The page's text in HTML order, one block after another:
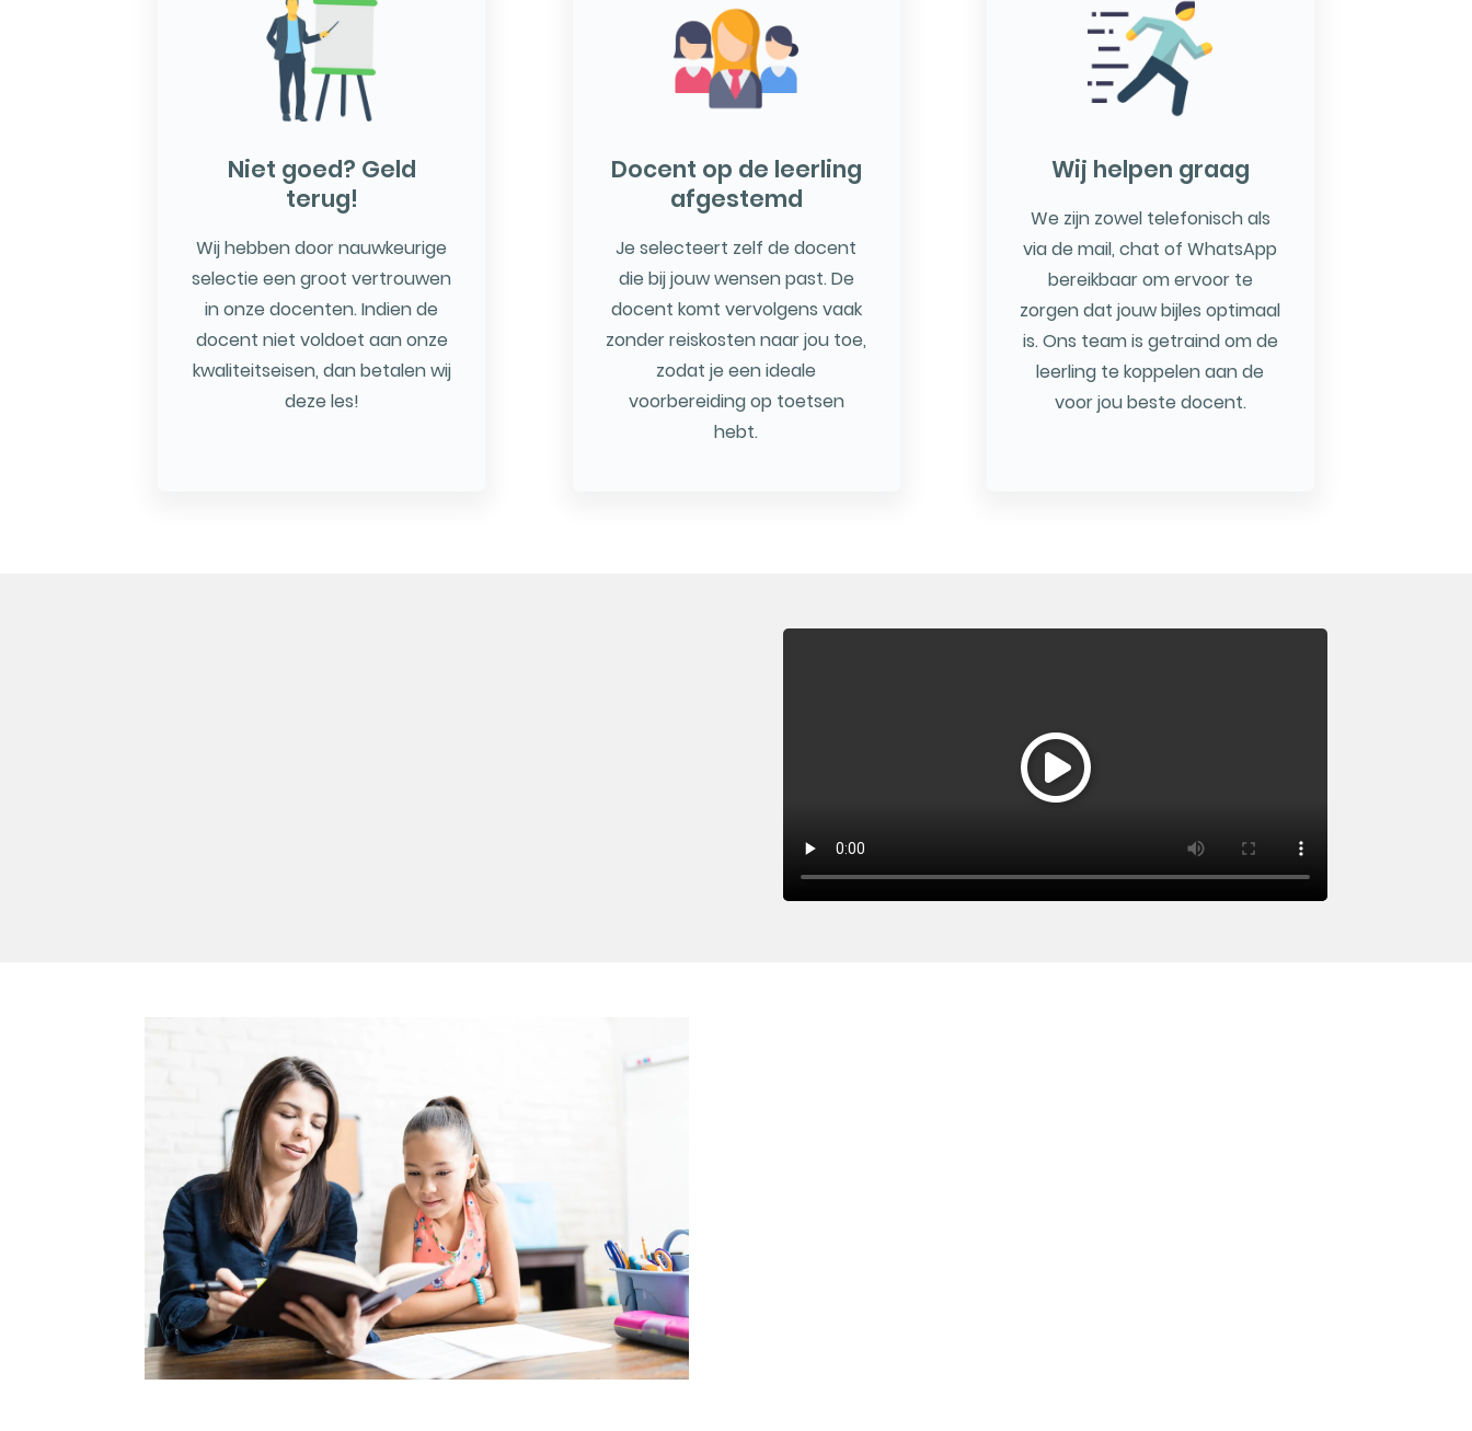
Niet goed? Geld
terug!
Wij hebben door nauwkeurige
selectie een groot vertrouwen
in onze docenten. Indien de
docent niet voldoet aan onze
kwaliteitseisen, dan betalen wij
deze les!
Docent op de leerling
afgestemd
Je selecteert zelf de docent
die bij jouw wensen past. De
docent komt vervolgens vaak
zonder reiskosten naar jou toe,
zodat je een ideale
voorbereiding op toetsen
hebt.
Wij helpen graag
We zijn zowel telefonisch als
via de mail, chat of WhatsApp
bereikbaar om ervoor te
zorgen dat jouw bijles optimaal
is. Ons team is getraind om de
leerling te koppelen aan de
voor jou beste docent.